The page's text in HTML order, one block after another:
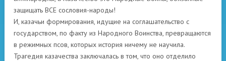
защищать ВСЕ сословия-народы!
И, казачьи формирования, идущие на соглашательство с
государством, по факту из Народного Воинства, превращаются
в режимных псов, которых история ничему не научила.
Трагедия казачества заключалась в том, что оно отделило